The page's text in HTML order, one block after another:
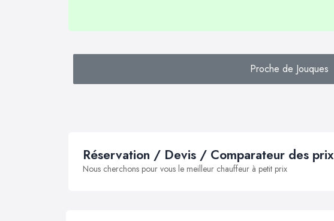
Proche de Jouques
Réservation / Devis / Comparateur des prix
Nous cherchons pour vous le meilleur chauffeur à petit prix